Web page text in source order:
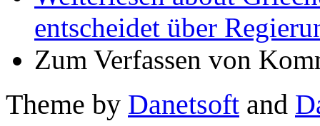
entscheidet über
Zum Verfassen von
Theme by Danetsoft and